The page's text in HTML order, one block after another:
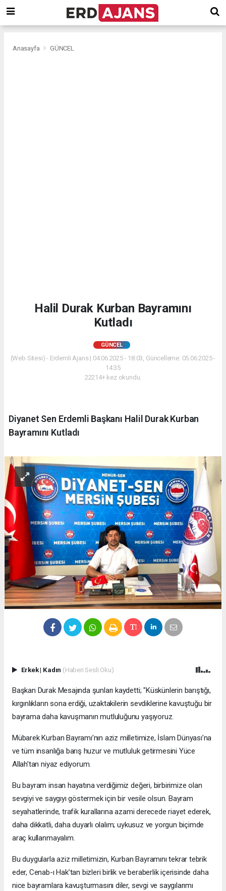
Anasayfa GÜNCEL
Halil Durak Kurban Bayramını
Kutladı
GÜNCEL
(Web Sitesi) - Erdemli Ajans | 04.06.2025 - 18:03, Güncelleme: 05.06.2025 -
14:35
22214+ kez okundu.
Diyanet Sen Erdemli Başkanı Halil Durak Kurban
Bayramını Kutladı
Erkek| Kadın (Haberi Sesli Oku)
Başkan Durak Mesajında şunları kaydetti; "Küskünlerin barıştığı,
kırgınlıkların sona erdiği, uzaktakilerin sevdiklerine kavuştuğu bir
bayrama daha kavuşmanın mutluluğunu yaşıyoruz.
Mübarek Kurban Bayramı’nın aziz milletimize, İslam Dünyası’na
ve tüm insanlığa barış huzur ve mutluluk getirmesini Yüce
Allah’tan niyaz ediyorum.
Bu bayram insan hayatına verdiğimiz değeri, birbirimize olan
sevgiyi ve saygıyı göstermek için bir vesile olsun. Bayram
seyahatlerinde, trafik kurallarına azami derecede riayet ederek,
daha dikkatli, daha duyarlı olalım; uykusuz ve yorgun biçimde
araç kullanmayalım.
Bu duygularla aziz milletimizin, Kurban Bayramını tekrar tebrik
eder, Cenab-ı Hak’tan bizleri birlik ve beraberlik içerisinde daha
nice bayramlara kavuşturmasını diler, sevgi ve saygılarımı